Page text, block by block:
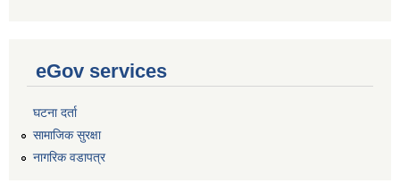
eGov services
घटना दर्ता
सामाजिक सुरक्षा
नागरिक वडापत्र